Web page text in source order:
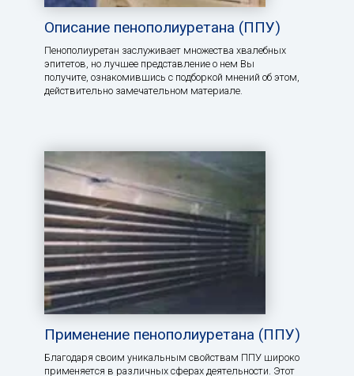
Описание пенополиуретана (ППУ)
Пенополиуретан заслуживает множества хвалебных
эпитетов, но лучшее представление о нем Вы
получите, ознакомившись с подборкой мнений об этом,
действительно замечательном материале.
Применение пенополиуретана (ППУ)
Благодаря своим уникальным свойствам ППУ широко
применяется в различных сферах деятельности. Этот